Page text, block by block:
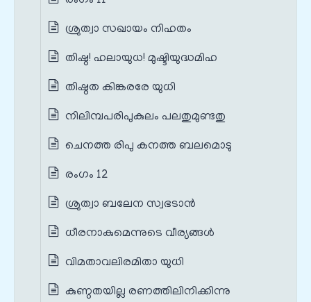
ശ്രുത്വാ സഖായം നിഹതം
തിഷ്ഠ! ഹലായുധ! മുഷ്ടിയുദ്ധമിഹ
തിഷ്ഠത കിങ്കരരേ യുധി
നിലിമ്പപരിപുകുലം പലതുമുണ്ടതു
ചെനത്ത രിപു കനത്ത ബലമൊടു
രംഗം 12
ശ്രുത്വാ ബലേന സ്വഭടാൻ
ധീരനാകുമെന്നുടെ വീര്യങ്ങൾ
വിമതാവലിരമിതാ യുധി
കുണ്ഠതയില്ല രണത്തിലിനിക്കിന്നു